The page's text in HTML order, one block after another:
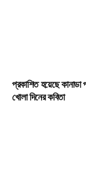
প্রকাশিত হয়েছে
খোলা দিনের কবিতা